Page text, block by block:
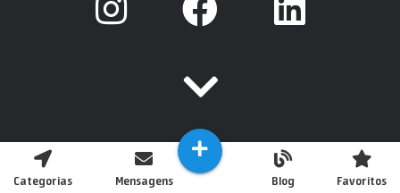
Copyright © 2020 Todos os Direitos Reservados
Categorias Mensagens Blog Favoritos